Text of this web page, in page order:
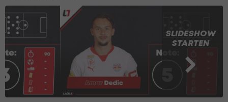
SLIDESHOW
STARTEN